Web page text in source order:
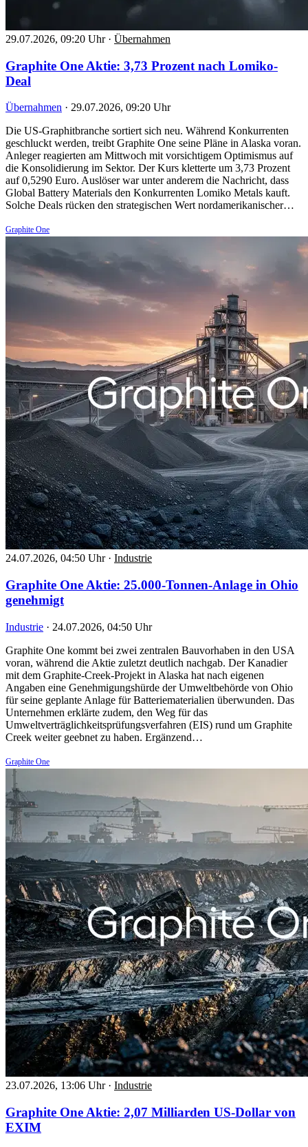
29.07.2026, 09:20 Uhr · Übernahmen
Graphite One Aktie: 3,73 Prozent nach Lomiko-
Deal
Übernahmen · 29.07.2026, 09:20 Uhr
Die US-Graphitbranche sortiert sich neu. Während Konkurrenten
geschluckt werden, treibt Graphite One seine Pläne in Alaska voran.
Anleger reagierten am Mittwoch mit vorsichtigem Optimismus auf
die Konsolidierung im Sektor. Der Kurs kletterte um 3,73 Prozent
auf 0,5290 Euro. Auslöser war unter anderem die Nachricht, dass
Global Battery Materials den Konkurrenten Lomiko Metals kauft.
Solche Deals rücken den strategischen Wert nordamerikanischer…
Graphite One
24.07.2026, 04:50 Uhr · Industrie
Graphite One Aktie: 25.000-Tonnen-Anlage in Ohio
genehmigt
Industrie · 24.07.2026, 04:50 Uhr
Graphite One kommt bei zwei zentralen Bauvorhaben in den USA
voran, während die Aktie zuletzt deutlich nachgab. Der Kanadier
mit dem Graphite-Creek-Projekt in Alaska hat nach eigenen
Angaben eine Genehmigungshürde der Umweltbehörde von Ohio
für seine geplante Anlage für Batteriematerialien überwunden. Das
Unternehmen erklärte zudem, den Weg für das
Umweltverträglichkeitsprüfungsverfahren (EIS) rund um Graphite
Creek weiter geebnet zu haben. Ergänzend…
Graphite One
23.07.2026, 13:06 Uhr · Industrie
Graphite One Aktie: 2,07 Milliarden US-Dollar von
EXIM